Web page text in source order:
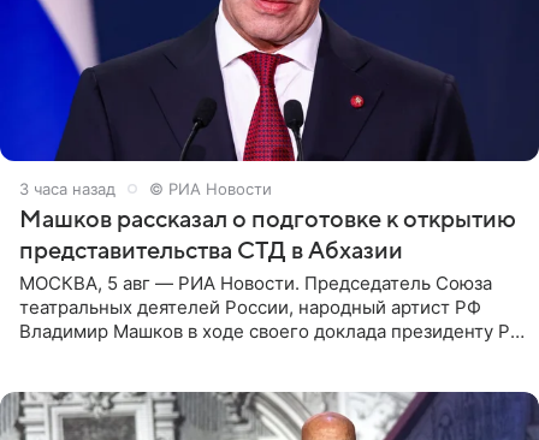
3 часа назад © РИА Новости
Машков рассказал о подготовке к открытию
представительства СТД в Абхазии
МОСКВА, 5 авг — РИА Новости. Председатель Союза
театральных деятелей России, народный артист РФ
Владимир Машков в ходе своего доклада президенту РФ